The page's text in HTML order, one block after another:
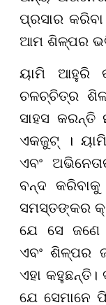
ପ୍ରସାର କରିବା
ଆମ ଶିଳ୍ପର
ୟାମି ଆହୁରି
ଚଳଚ୍ଚିତ୍ର
ସାହସ କରନ୍ତି
ଏକଜୁଟ୍ ।
ଏବଂ
ବନ୍ଦ
ସମସ୍ତଙ୍କର
ଯେ ସେ
ଏବଂ ଶିଳ୍ପର
ଏହା
ଯେ ସେମାନେ